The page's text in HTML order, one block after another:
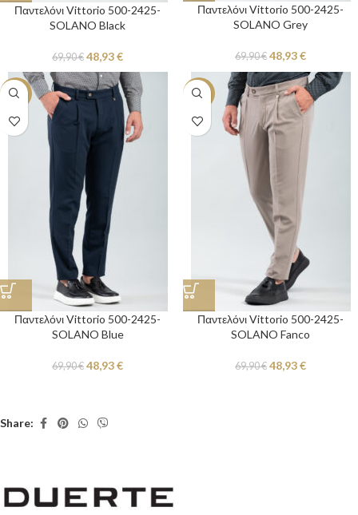
Παντελόνι Vittorio 500-2425-
SOLANO Black
69,90€ 48,93€
Παντελόνι Vittorio 500-2425-
SOLANO Grey
69,90€ 48,93€
-30%
Παντελόνι Vittorio 500-2425-
SOLANO Blue
69,90€ 48,93€
-30%
Παντελόνι Vittorio 500-2425-
SOLANO Fanco
69,90€ 48,93€
Share: